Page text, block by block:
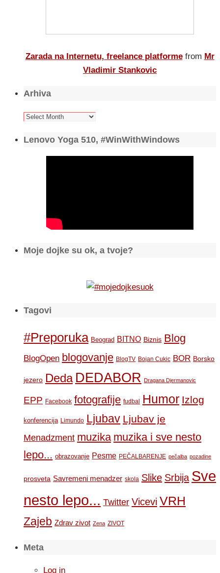
Zarada na Internetu, freelance platforme from Mr
Vladimir Stankovic
Arhiva
Arhiva
Lenovo Yoga 510, #WinWithWindows
Moje dojke su ok, a tvoje?
Tagovi
#Preporuka Beograd BITNO Biznis Blog
BlogOpen blogovanje BlogTV Bojan Cukic BOR Borsko
jezero Deda DEDABOR Dragana Djermanovic
EPP Facebook fotografije fudbal Humor Izlog
konferencija Limundo Ljubav Ljubav je
Menadzment muzika muzika i sve nesto
lepo... obrazovanje Pesme PEČALBARENJE pečalba pozadine
prosveta Savremeni menadzer skola Slike Srbija Sve
nesto lepo... Twitter Vicevi VRH
Zajeb Zdrav zivot Zena ZIVOT
Meta
Log in